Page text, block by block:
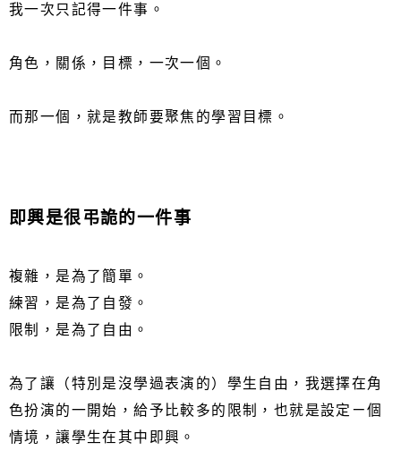
我一次只記得一件事。
角色，關係，目標，一次一個。
而那一個，就是教師要聚焦的學習目標。
即興是很弔詭的一件事
複雜，是為了簡單。
練習，是為了自發。
限制，是為了自由。
為了讓（特別是沒學過表演的）學生自由，我選擇在角
色扮演的一開始，給予比較多的限制，也就是設定ㄧ個
情境，讓學生在其中即興。